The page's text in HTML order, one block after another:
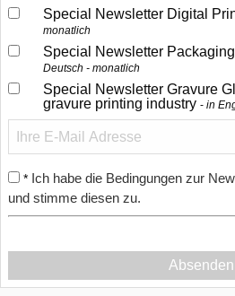
Special Newsletter Digital
monatlich
Special Newsletter
Deutsch - monatlich
Special Newsletter Gravure
gravure printing industry
in
* Ich habe die Bedingungen zur
und stimme diesen zu.
Absenden